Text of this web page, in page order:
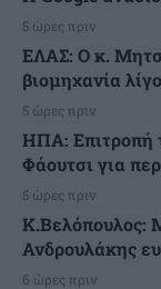
5 ώρες πριν
ΕΛΑΣ: Ο κ.
βιομηχανία
5 ώρες πριν
ΗΠΑ: Επιτροπή
Φάουτσι για
5 ώρες πριν
K.Βελόπουλος:
Ανδρουλάκης
6 ώρες πριν